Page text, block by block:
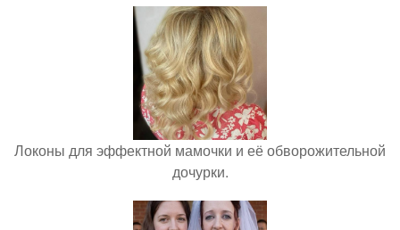
Локоны для эффектной мамочки и её обворожительной
дочурки.